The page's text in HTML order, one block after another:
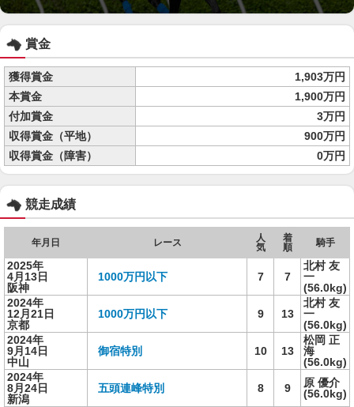
賞金
獲得賞金
1,903万円
本賞金
1,900万円
付加賞金
3万円
収得賞金（平地）
900万円
収得賞金（障害）
0万円
競走成績
年月日 レース
人
気
着
順
騎手
2025年
4月13日
阪神
1000万円以下 7 7
北村 友
一
(56.0kg)
2024年
12月21日
京都
1000万円以下 9 13
北村 友
一
(56.0kg)
2024年
9月14日
中山
御宿特別 10 13
松岡 正
海
(56.0kg)
2024年
8月24日
新潟
五頭連峰特別 8 9
原 優介
(56.0kg)